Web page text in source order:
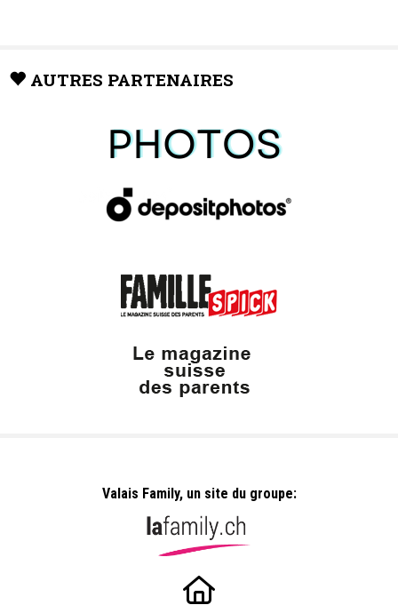
AUTRES PARTENAIRES
Valais Family, un site du groupe: